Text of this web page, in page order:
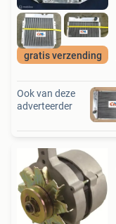
gratis verzending
Ook van deze
adverteerder